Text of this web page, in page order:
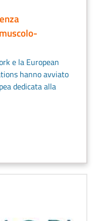
e la European
hanno avviato
dedicata alla